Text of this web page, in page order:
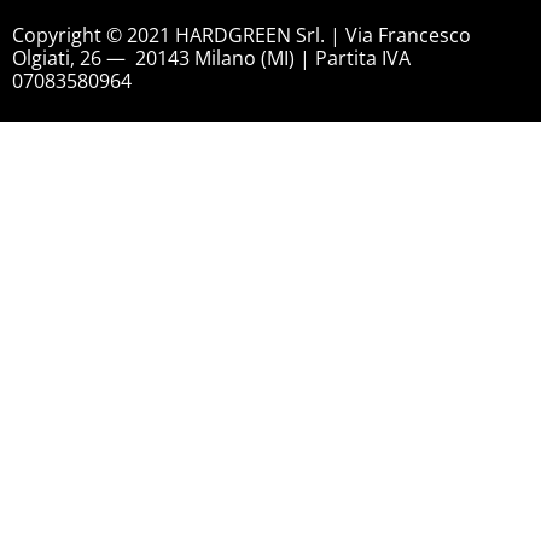
Copyright © 2021 HARDGREEN Srl. | Via Francesco
Olgiati, 26 — 20143 Milano (MI) | Partita IVA
07083580964